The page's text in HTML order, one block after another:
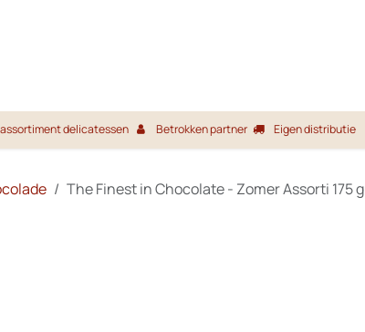
delicatessen Betrokken partner Eigen distributie
The Finest in Chocolate - Zomer Assorti 175 g